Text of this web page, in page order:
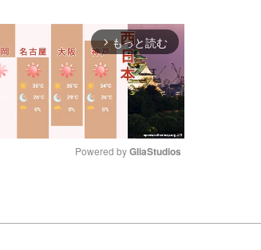
arrow_forward_ios もっと読む
u
Powered by GliaStudios